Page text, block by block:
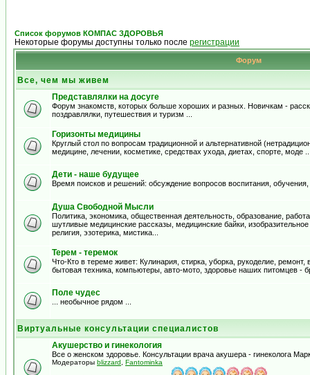
Список форумов КОМПАС ЗДОРОВЬЯ
Некоторые форумы доступны только после регистрации
Форум
Все, чем мы живем
Представлялки на досуге
Форум знакомств, которых больше хороших и разных. Новичкам -
поздравлялки, путешествия и туризм ...
Горизонты медицины
Круглый стол по вопросам традиционной и альтернативной
медицине, лечении, косметике, средствах ухода, диетах, спорте, моде
Дети - наше будущее
Время поисков и решений: обсуждение вопросов воспитания,
Душа Свободной Мысли
Политика, экономика, общественная деятельность, образование,
шутливые медицинские рассказы, медицинские байки,
религия, эзотерика, мистика...
Терем - теремок
Что-Кто в тереме живет: Кулинария, стирка, уборка, рукоделие,
бытовая техника, компьютеры, авто-мото, здоровье наших питомцев -
Поле чудес
... необычное рядом ...
Виртуальные консультации специалистов
Акушерство и гинекология
Все о женском здоровье. Консультации врача акушера - гинеколога
Модераторы blizzard Fantominka